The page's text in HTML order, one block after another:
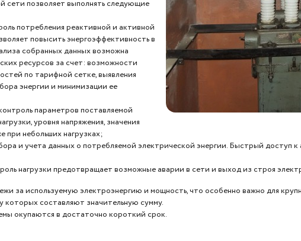
сети позволяет выполнять следующие
потребления реактивной и активной
повысить энергоэффективность в
собранных данных возможна
ресурсов за счет: возможности
по тарифной сетке, выявления
энергии и минимизации ее
параметров поставляемой
уровня напряжения, значения
небольших нагрузках;
и учета данных о потребляемой электрической энергии. Быстрый доступ к
нагрузки предотвращает возможные аварии в сети и выход из строя
за используемую электроэнергию и мощность, что особенно важно для
которых составляют значительную сумму.
окупаются в достаточно короткий срок.